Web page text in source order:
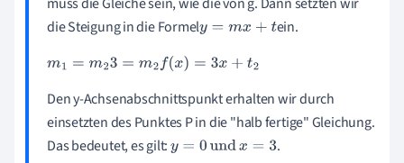
die Steigung in die Formely=m x+t
ein.
m1= m 23=m2f(x )=3x+t2
Den y-Achsenabschnittspunkt erhalten wir durch
einsetzten des Punktes P in die "halb fertige" Gleichung.
Das bedeutet, es gilt: ⁣y=0undx=3
.